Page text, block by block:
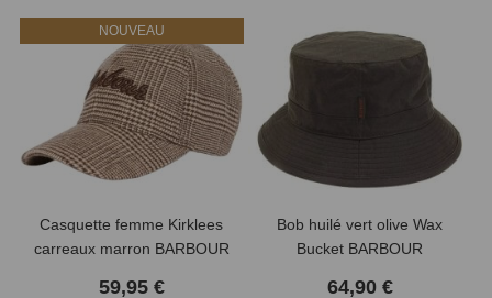
NOUVEAU
Casquette femme Kirklees
carreaux marron BARBOUR
59,95 €
Bob huilé vert olive Wax
Bucket BARBOUR
64,90 €